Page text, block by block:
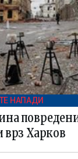
НАПАДИ
врз Харков